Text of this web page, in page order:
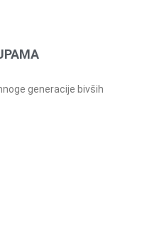
generacije bivših